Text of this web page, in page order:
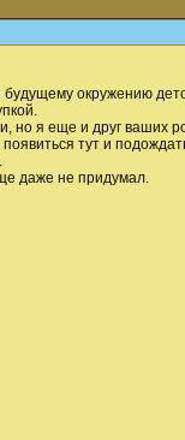
окружению
но я еще и друг ваших
тут и
даже не придумал.